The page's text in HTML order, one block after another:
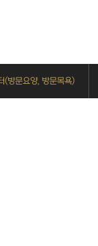
(방문요양, 방문목욕)